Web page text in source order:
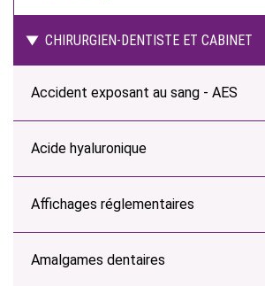
CHIRURGIEN-DENTISTE ET CABINET
Accident exposant au sang - AES
Acide hyaluronique
Affichages réglementaires
Amalgames dentaires